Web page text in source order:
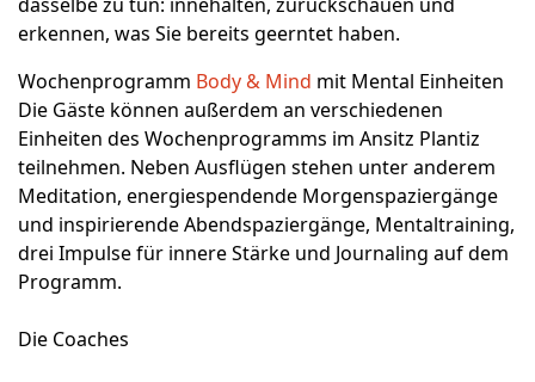
erkennen, was Sie bereits geerntet haben.
Wochenprogramm Body & Mind mit Mental Einheiten
Die Gäste können außerdem an verschiedenen
Einheiten des Wochenprogramms im Ansitz Plantiz
teilnehmen. Neben Ausflügen stehen unter anderem
Meditation, energiespendende Morgenspaziergänge
und inspirierende Abendspaziergänge, Mentaltraining,
drei Impulse für innere Stärke und Journaling auf dem
Programm.
Die Coaches